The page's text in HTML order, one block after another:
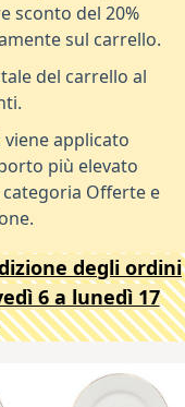
sconto del 20%
sul carrello.
del carrello al
applicato
più elevato
Offerte e
degli ordini
6 a lunedì 17